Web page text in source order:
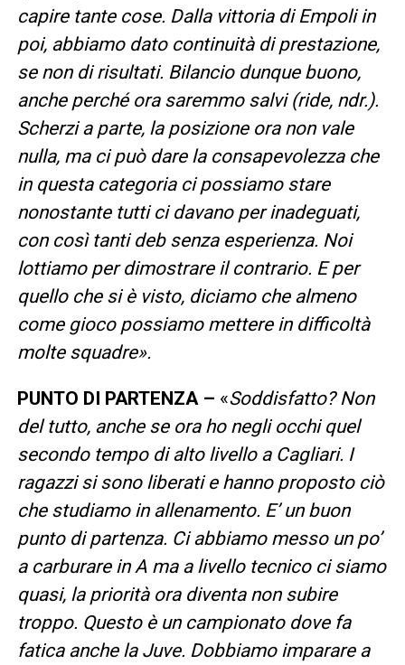
capire tante cose. Dalla vittoria di Empoli in
poi, abbiamo dato continuità di prestazione,
se non di risultati. Bilancio dunque buono,
anche perché ora saremmo salvi (ride, ndr.).
Scherzi a parte, la posizione ora non vale
nulla, ma ci può dare la consapevolezza che
in questa categoria ci possiamo stare
nonostante tutti ci davano per inadeguati,
con così tanti deb senza esperienza. Noi
lottiamo per dimostrare il contrario. E per
quello che si è visto, diciamo che almeno
come gioco possiamo mettere in difficoltà
molte squadre».
PUNTO DI PARTENZA – «Soddisfatto? Non
del tutto, anche se ora ho negli occhi quel
secondo tempo di alto livello a Cagliari. I
ragazzi si sono liberati e hanno proposto ciò
che studiamo in allenamento. E’ un buon
punto di partenza. Ci abbiamo messo un po’
a carburare in A ma a livello tecnico ci siamo
quasi, la priorità ora diventa non subire
troppo. Questo è un campionato dove fa
fatica anche la Juve. Dobbiamo imparare a